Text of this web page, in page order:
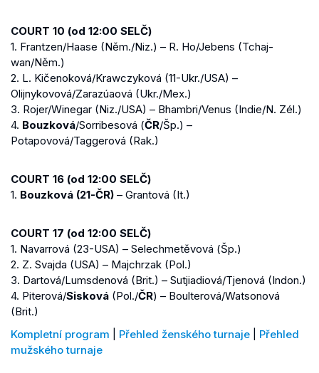
COURT 10 (od 12:00 SELČ)
1. Frantzen/Haase (Něm./Niz.) – R. Ho/Jebens (Tchaj-
wan/Něm.)
2. L. Kičenoková/Krawczyková (11-Ukr./USA) –
Olijnykovová/Zarazúaová (Ukr./Mex.)
3. Rojer/Winegar (Niz./USA) – Bhambri/Venus (Indie/N. Zél.)
4. Bouzková/Sorribesová (ČR/Šp.) –
Potapovová/Taggerová (Rak.)
COURT 16 (od 12:00 SELČ)
1. Bouzková (21-ČR) – Grantová (It.)
COURT 17 (od 12:00 SELČ)
1. Navarrová (23-USA) – Selechmetěvová (Šp.)
2. Z. Svajda (USA) – Majchrzak (Pol.)
3. Dartová/Lumsdenová (Brit.) – Sutjiadiová/Tjenová (Indon.)
4. Piterová/Sisková (Pol./ČR) – Boulterová/Watsonová
(Brit.)
Kompletní program
Přehled ženského turnaje
Přehled
mužského turnaje